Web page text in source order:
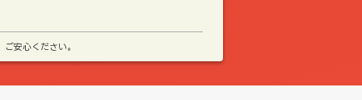
安心ください。